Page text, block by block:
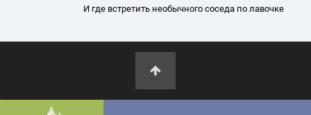
И где встретить необычного соседа по лавочке